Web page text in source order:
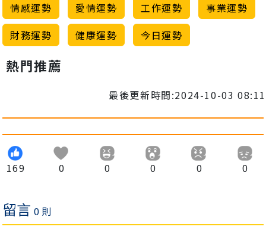
情感運勢
愛情運勢 工作運勢
事業運勢
財務運勢
健康運勢 今日運勢
熱門推薦
最後更新時間:2024-10-03 08:11
169 0 0 0 0 0